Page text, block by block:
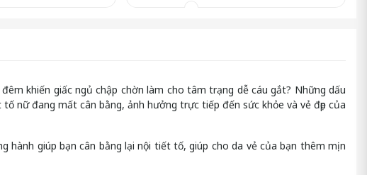
khiến giấc ngủ chập chờn làm cho tâm trạng dễ cáu gắt? Những dấu
nữ đang mất cân bằng, ảnh hưởng trực tiếp đến sức khỏe và vẻ đẹp của
hành giúp bạn cân bằng lại nội tiết tố, giúp cho da vẻ của bạn thêm mịn